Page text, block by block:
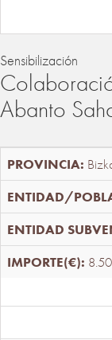
Sensibilización
Abanto